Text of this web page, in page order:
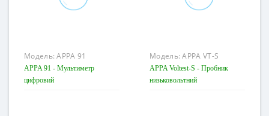
Модель:APPA 91
APPA 91 - Мультиметр
цифровий
Модель:APPA VT-S
APPA Voltest-S - Пробник
низьковольтний